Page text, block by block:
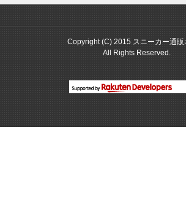
Copyright (C) 2015 スニーカー通販
All Rights Reserved.